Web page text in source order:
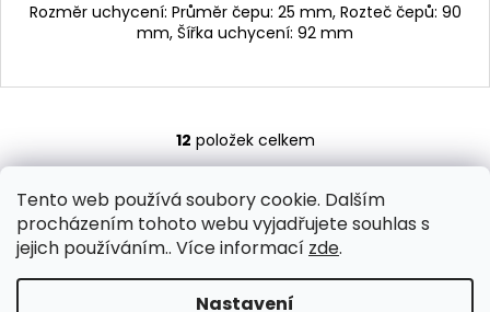
Tento web používá soubory cookie. Dalším
procházením tohoto webu vyjadřujete souhlas s
jejich používáním.. Více informací zde.
Nastavení
Rozměr uchycení: Průměr čepu: 25 mm, Rozteč čepů: 90
mm, Šířka uchycení: 92 mm
O
v
l
á
d
a
c
12 položek celkem
p
a
Doprava a platba Obchodní podmínky
Podmínky ochrany osobních údajů Reklamační řád